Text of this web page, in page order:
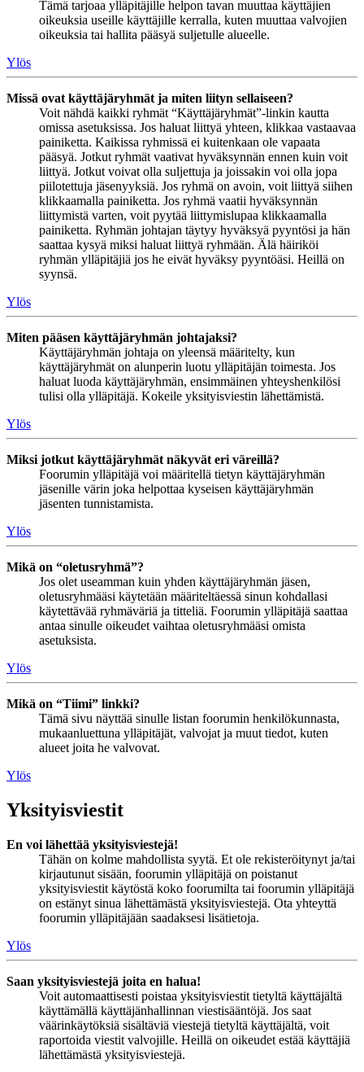
Tämä tarjoaa ylläpitäjille helpon tavan muuttaa käyttäjien
oikeuksia useille käyttäjille kerralla, kuten muuttaa valvojien
oikeuksia tai hallita pääsyä suljetulle alueelle.
Ylös
Missä ovat käyttäjäryhmät ja miten liityn sellaiseen?
Voit nähdä kaikki ryhmät “Käyttäjäryhmät”-linkin kautta
omissa asetuksissa. Jos haluat liittyä yhteen, klikkaa vastaavaa
painiketta. Kaikissa ryhmissä ei kuitenkaan ole vapaata
pääsyä. Jotkut ryhmät vaativat hyväksynnän ennen kuin voit
liittyä. Jotkut voivat olla suljettuja ja joissakin voi olla jopa
piilotettuja jäsenyyksiä. Jos ryhmä on avoin, voit liittyä siihen
klikkaamalla painiketta. Jos ryhmä vaatii hyväksynnän
liittymistä varten, voit pyytää liittymislupaa klikkaamalla
painiketta. Ryhmän johtajan täytyy hyväksyä pyyntösi ja hän
saattaa kysyä miksi haluat liittyä ryhmään. Älä häiriköi
ryhmän ylläpitäjiä jos he eivät hyväksy pyyntöäsi. Heillä on
syynsä.
Ylös
Miten pääsen käyttäjäryhmän johtajaksi?
Käyttäjäryhmän johtaja on yleensä määritelty, kun
käyttäjäryhmät on alunperin luotu ylläpitäjän toimesta. Jos
haluat luoda käyttäjäryhmän, ensimmäinen yhteyshenkilösi
tulisi olla ylläpitäjä. Kokeile yksityisviestin lähettämistä.
Ylös
Miksi jotkut käyttäjäryhmät näkyvät eri väreillä?
Foorumin ylläpitäjä voi määritellä tietyn käyttäjäryhmän
jäsenille värin joka helpottaa kyseisen käyttäjäryhmän
jäsenten tunnistamista.
Ylös
Mikä on “oletusryhmä”?
Jos olet useamman kuin yhden käyttäjäryhmän jäsen,
oletusryhmääsi käytetään määriteltäessä sinun kohdallasi
käytettävää ryhmäväriä ja titteliä. Foorumin ylläpitäjä saattaa
antaa sinulle oikeudet vaihtaa oletusryhmääsi omista
asetuksista.
Ylös
Mikä on “Tiimi” linkki?
Tämä sivu näyttää sinulle listan foorumin henkilökunnasta,
mukaanluettuna ylläpitäjät, valvojat ja muut tiedot, kuten
alueet joita he valvovat.
Ylös
Yksityisviestit
En voi lähettää yksityisviestejä!
Tähän on kolme mahdollista syytä. Et ole rekisteröitynyt ja/tai
kirjautunut sisään, foorumin ylläpitäjä on poistanut
yksityisviestit käytöstä koko foorumilta tai foorumin ylläpitäjä
on estänyt sinua lähettämästä yksityisviestejä. Ota yhteyttä
foorumin ylläpitäjään saadaksesi lisätietoja.
Ylös
Saan yksityisviestejä joita en halua!
Voit automaattisesti poistaa yksityisviestit tietyltä käyttäjältä
käyttämällä käyttäjänhallinnan viestisääntöjä. Jos saat
väärinkäytöksiä sisältäviä viestejä tietyltä käyttäjältä, voit
raportoida viestit valvojille. Heillä on oikeudet estää käyttäjiä
lähettämästä yksityisviestejä.